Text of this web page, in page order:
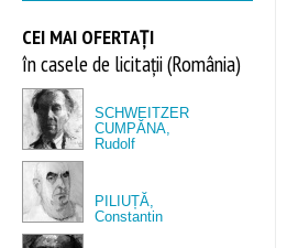
CEI MAI OFERTAȚI
în casele de licitații (România)
SCHWEITZER
CUMPĂNA,
Rudolf
PILIUȚĂ,
Constantin